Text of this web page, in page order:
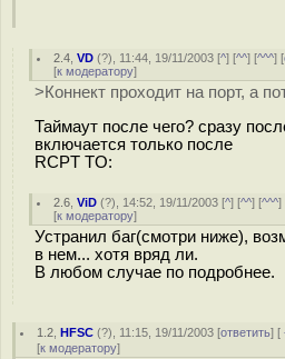
2.4 ,VD (?), 11:44, 19/11/2003 [^] [^^] [^^^] [
[к модератору]
>Коннект проходит на порт, а
Таймаут после чего? сразу
включается только после
RCPT TO:
2.6 ,ViD (?), 14:52, 19/11/2003 [^] [^^] [^^^]
[к модератору]
Устранил баг(смотри ниже),
в нем... хотя вряд ли.
В любом случае по подробнее.
1.2 ,HFSC (?), 11:15, 19/11/2003 [ответить] [
[к модератору]